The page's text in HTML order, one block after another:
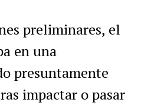
preliminares, el
en una
presuntamente
impactar o pasar